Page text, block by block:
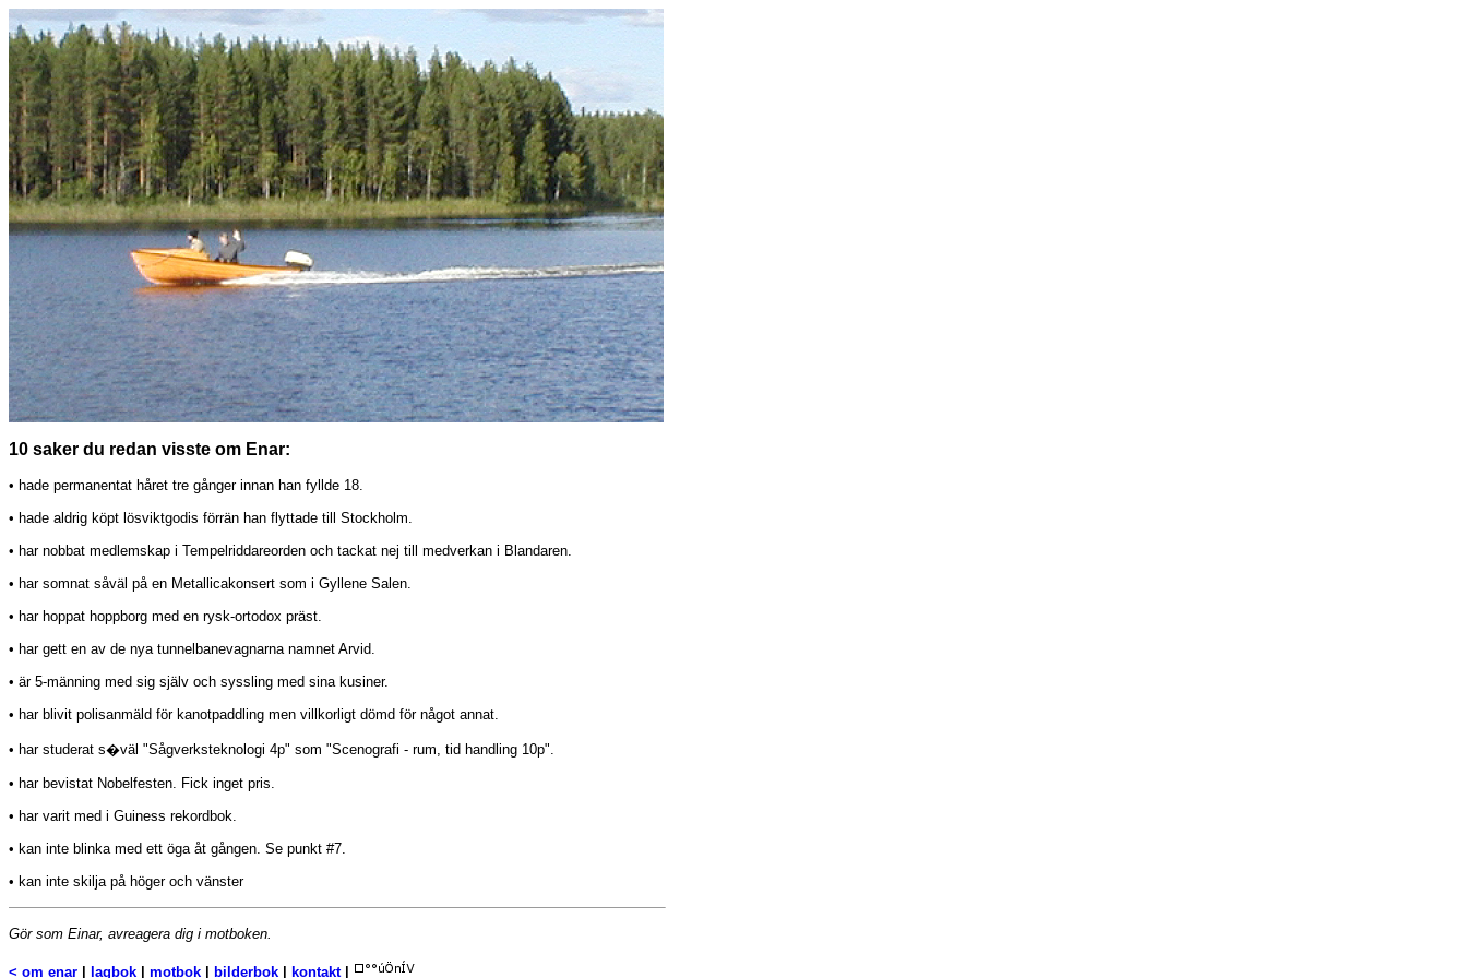
10 saker du redan visste om Enar:
• hade permanentat håret tre gånger innan han fyllde 18.
• hade aldrig köpt lösviktgodis förrän han flyttade till Stockholm.
• har nobbat medlemskap i Tempelriddareorden och tackat nej till medverkan i Blandaren.
• har somnat såväl på en Metallicakonsert som i Gyllene Salen.
• har hoppat hoppborg med en rysk-ortodox präst.
• har gett en av de nya tunnelbanevagnarna namnet Arvid.
• är 5-männing med sig själv och syssling med sina kusiner.
• har blivit polisanmäld för kanotpaddling men villkorligt dömd för något annat.
• har studerat s�väl "Sågverksteknologi 4p" som "Scenografi - rum, tid handling 10p".
• har bevistat Nobelfesten. Fick inget pris.
• har varit med i Guiness rekordbok.
• kan inte blinka med ett öga åt gången. Se punkt #7.
• kan inte skilja på höger och vänster
Gör som Einar, avreagera dig i motboken.
< om enar lagbok motbok bilderbok kontakt|